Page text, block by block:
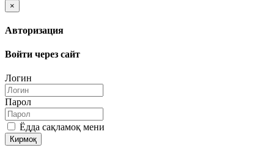
×
Авторизация
Войти через сайт
Логин
Парол
Ёдда сақламоқ мени